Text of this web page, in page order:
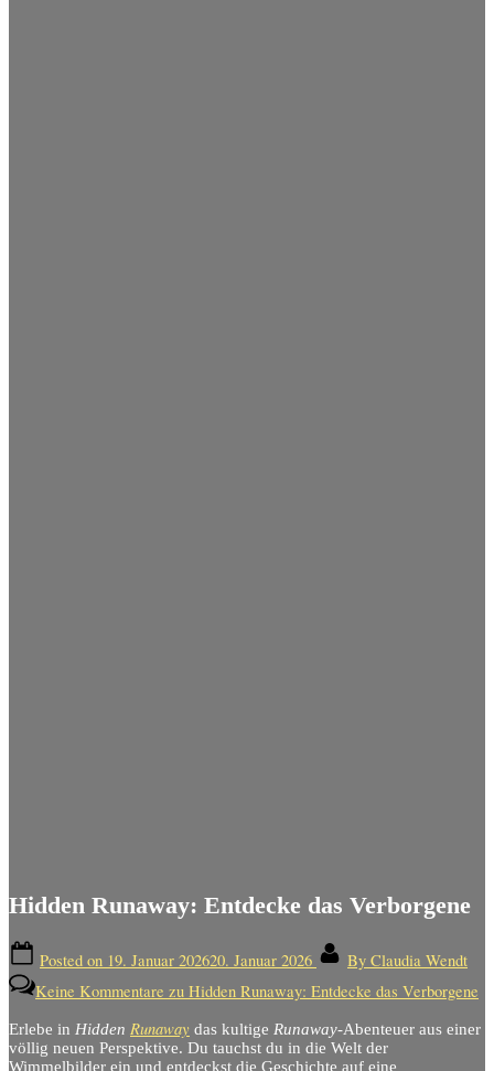
Hidden Runaway: Entdecke das Verborgene
Posted on 19. Januar 202620. Januar 2026 By Claudia Wendt
Keine Kommentare zu Hidden Runaway: Entdecke das Verborgene
Erlebe in Hidden Runaway das kultige Runaway-Abenteuer aus einer
völlig neuen Perspektive. Du tauchst du in die Welt der
Wimmelbilder ein und entdeckst die Geschichte auf eine